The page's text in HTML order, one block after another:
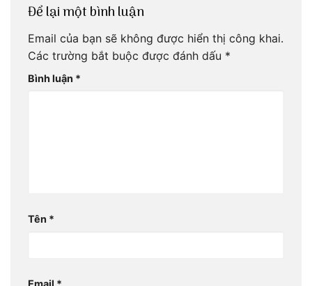
Để lại một bình luận
Email của bạn sẽ không được hiển thị công khai.
Các trường bắt buộc được đánh dấu *
Bình luận *
Tên *